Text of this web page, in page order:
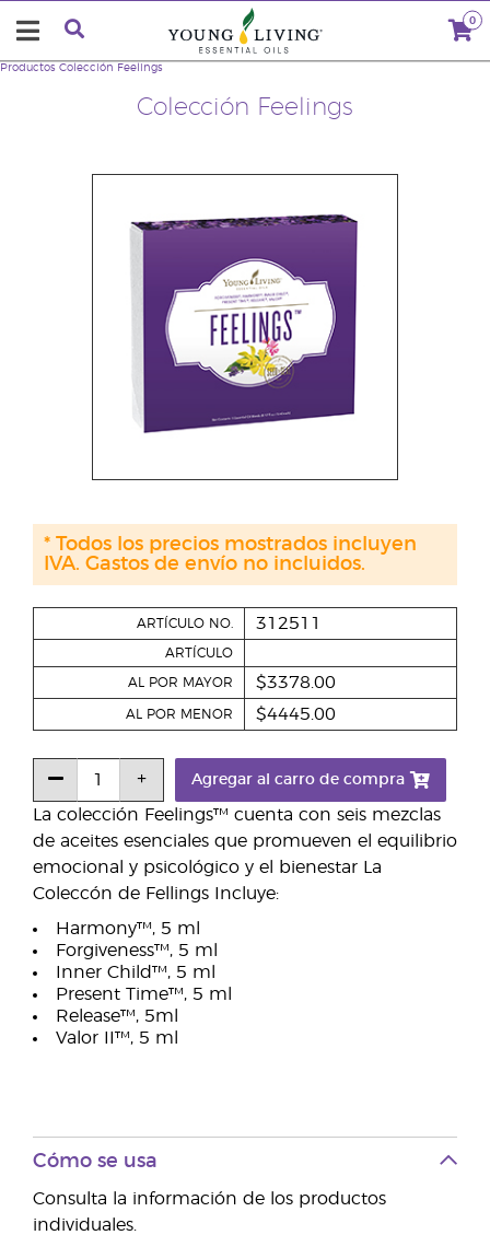
0
Colección Feelings
Productos Colección Feelings
La colección Feelings™ cuenta con seis mezclas
de aceites esenciales que promueven el equilibrio
emocional y psicológico y el bienestar La
Coleccón de Fellings Incluye:
Harmony™, 5 ml
Forgiveness™, 5 ml
Inner Child™, 5 ml
Present Time™, 5 ml
Release™, 5ml
Valor II™, 5 ml
ARTÍCULO NO. 312511
ARTÍCULO
AL POR MAYOR $3378.00
AL POR MENOR $4445.00
Agregar al carro de compra
* Todos los precios mostrados incluyen
IVA. Gastos de envío no incluidos.
Cómo se usa
Consulta la información de los productos
individuales.